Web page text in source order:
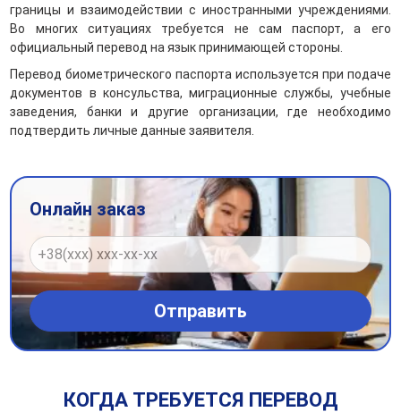
границы и взаимодействии с иностранными учреждениями.
Во многих ситуациях требуется не сам паспорт, а его
официальный перевод на язык принимающей стороны.
Перевод биометрического паспорта используется при подаче
документов в консульства, миграционные службы, учебные
заведения, банки и другие организации, где необходимо
подтвердить личные данные заявителя.
Онлайн заказ
КОГДА ТРЕБУЕТСЯ ПЕРЕВОД